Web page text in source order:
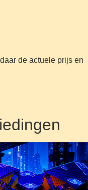
de actuele prijs en